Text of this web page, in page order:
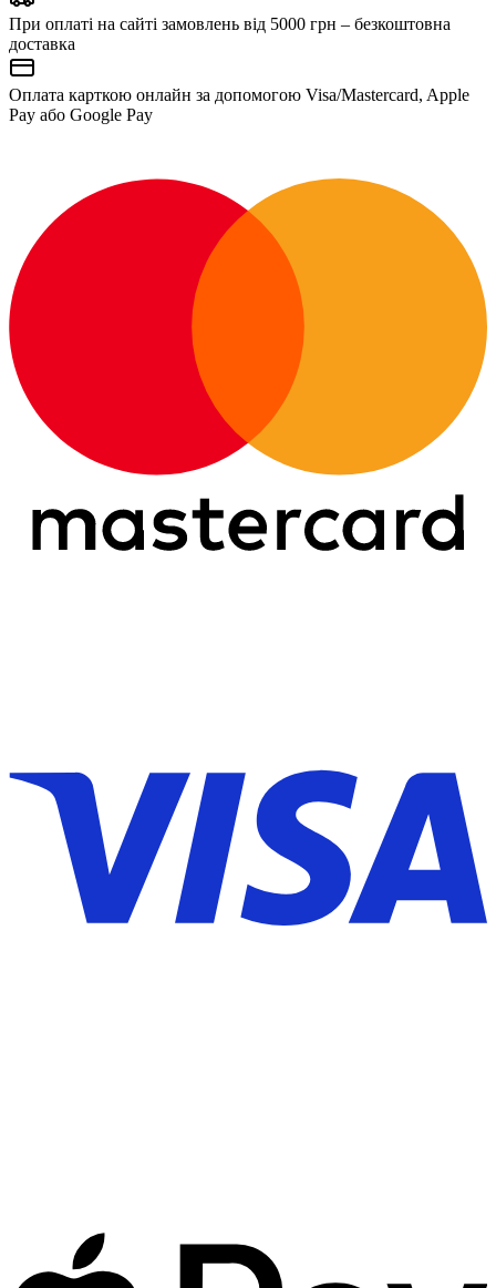
При оплаті на сайті замовлень від 5000 грн – безкоштовна
доставка
Оплата карткою онлайн за допомогою Visa/Mastercard, Apple
Pay або Google Pay